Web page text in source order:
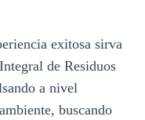
exitosa sirva
de Residuos
a nivel
buscando